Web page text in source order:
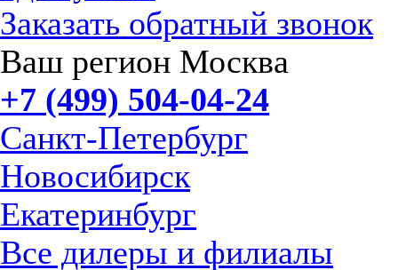
Заказать обратный звонок
Ваш регион Москва
+7 (499) 504-04-24
Санкт-Петербург
Новосибирск
Екатеринбург
Все дилеры и филиалы